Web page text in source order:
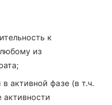
к
из
активной фазе (в т.ч.